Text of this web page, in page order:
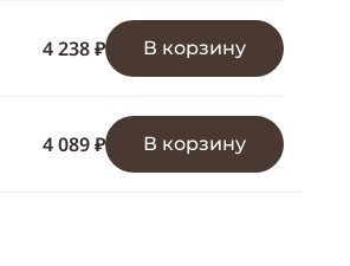
WhatsApp
ВКонтакте
Одноклассники
4 238 ₽ В корзину
4 089 ₽ В корзину